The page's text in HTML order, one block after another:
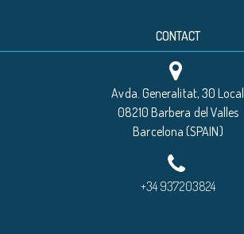
CONTACT
Avda. Generalitat, 30 Local
08210 Barbera del Valles
Barcelona (SPAIN)
+34 937203824